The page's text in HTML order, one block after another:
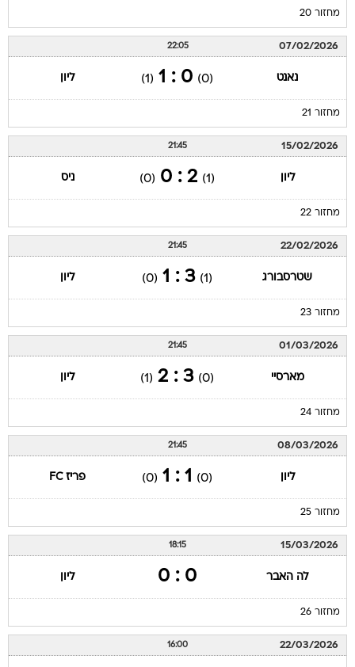
מחזור 20
07/02/2026
22:05
נאנט (0)
0 : 1
(1) ליון
מחזור 21
15/02/2026
21:45
ליון (1)
2 : 0
(0) ניס
מחזור 22
22/02/2026
21:45
שטרסבורג (1)
3 : 1
(0) ליון
מחזור 23
01/03/2026
21:45
מארסיי (0)
3 : 2
(1) ליון
מחזור 24
08/03/2026
21:45
ליון (0)
1 : 1
(0) פריז FC
מחזור 25
15/03/2026
18:15
לה האבר 0 : 0 ליון
מחזור 26
22/03/2026
16:00